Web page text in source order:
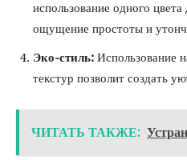
использование одного
ощущение простоты и
Эко-стиль: Использование
текстур позволит создать
ЧИТАТЬ ТАКЖЕ: